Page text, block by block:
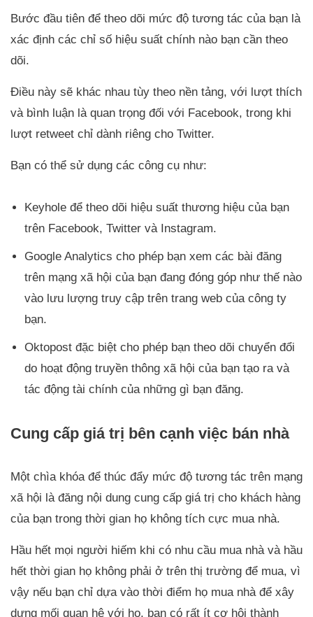
Bước đầu tiên để theo dõi mức độ tương tác của bạn là
xác định các chỉ số hiệu suất chính nào bạn cần theo
dõi.
Điều này sẽ khác nhau tùy theo nền tảng, với lượt thích
và bình luận là quan trọng đối với Facebook, trong khi
lượt retweet chỉ dành riêng cho Twitter.
Bạn có thể sử dụng các công cụ như:
Keyhole để theo dõi hiệu suất thương hiệu của bạn
trên Facebook, Twitter và Instagram.
Google Analytics cho phép bạn xem các bài đăng
trên mạng xã hội của bạn đang đóng góp như thế nào
vào lưu lượng truy cập trên trang web của công ty
bạn.
Oktopost đặc biệt cho phép bạn theo dõi chuyển đổi
do hoạt động truyền thông xã hội của bạn tạo ra và
tác động tài chính của những gì bạn đăng.
Cung cấp giá trị bên cạnh việc bán nhà
Một chìa khóa để thúc đẩy mức độ tương tác trên mạng
xã hội là đăng nội dung cung cấp giá trị cho khách hàng
của bạn trong thời gian họ không tích cực mua nhà.
Hầu hết mọi người hiếm khi có nhu cầu mua nhà và hầu
hết thời gian họ không phải ở trên thị trường để mua, vì
vậy nếu bạn chỉ dựa vào thời điểm họ mua nhà để xây
dựng mối quan hệ với họ, bạn có rất ít cơ hội thành